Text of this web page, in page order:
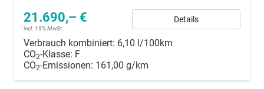
21.690,– €
incl. 19% MwSt.
Details
Verbrauch kombiniert: 6,10 l/100km
CO2-Klasse: F
CO2-Emissionen: 161,00 g/km